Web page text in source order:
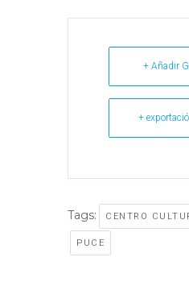
+ Añadir
+
Tags: CENTRO
PUCE